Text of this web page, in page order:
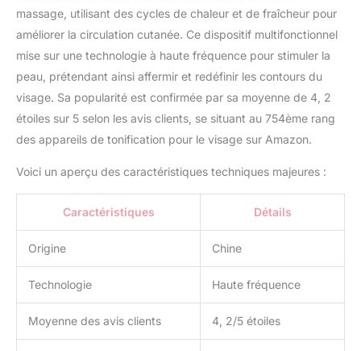
peut rapidement
calme et réparer la peau.
Apaise la tension et
l'acné, raffermit et élimine
les rides, rétrécit les
pores, resserre la peau et
augmente le lustre et
l'élasticité de la peau.
d'autres parties
appropriées du visage.
efficacement la relaxation
et le vieillissement, il faut
[Commutation
automatique à trois
et Cervical de la machine
massage, utilisant des cycles de chaleur et de fraîcheur pour
améliorer la circulation cutanée. Ce dispositif multifonctionnel
mise sur une technologie à haute fréquence pour stimuler la
peau, prétendant ainsi affermir et redéfinir les contours du
visage. Sa popularité est confirmée par sa moyenne de 4, 2
étoiles sur 5 selon les avis clients, se situant au 754ème rang
des appareils de tonification pour le visage sur Amazon.
Voici un aperçu des caractéristiques techniques majeures :
Caractéristiques Détails
Origine Chine
Technologie Haute fréquence
Moyenne des avis clients 4, 2/5 étoiles